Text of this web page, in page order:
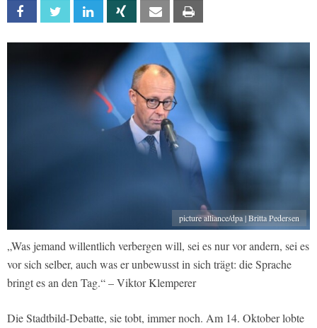
Facebook Twitter Linkedin Xing Email
picture alliance/dpa | Britta Pedersen
„Was jemand willentlich verbergen will, sei es nur vor andern, sei es
vor sich selber, auch was er unbewusst in sich trägt: die Sprache
bringt es an den Tag.“ – Viktor Klemperer
Die Stadtbild-Debatte, sie tobt, immer noch. Am 14. Oktober lobte